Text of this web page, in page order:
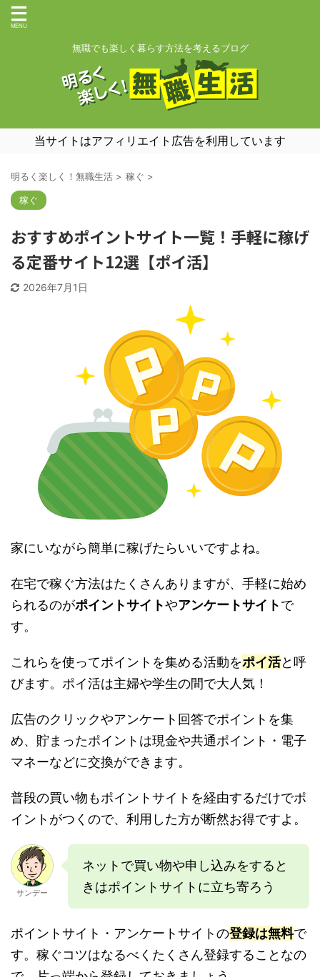
無職でも楽しく暮らす方法を考えるブログ
当サイトはアフィリエイト広告を利用しています
明るく楽しく！無職生活 > 稼ぐ >
稼ぐ
おすすめポイントサイト一覧！手軽に稼げ
る定番サイト12選【ポイ活】
2026年7月1日
家にいながら簡単に稼げたらいいですよね。
在宅で稼ぐ方法はたくさんありますが、手軽に始め
られるのがポイントサイトやアンケートサイトで
す。
これらを使ってポイントを集める活動をポイ活と呼
びます。ポイ活は主婦や学生の間で大人気！
広告のクリックやアンケート回答でポイントを集
め、貯まったポイントは現金や共通ポイント・電子
マネーなどに交換ができます。
普段の買い物もポイントサイトを経由するだけでポ
イントがつくので、利用した方が断然お得ですよ。
サンデー
ネットで買い物や申し込みをすると
きはポイントサイトに立ち寄ろう
ポイントサイト・アンケートサイトの登録は無料で
す。稼ぐコツはなるべくたくさん登録することなの